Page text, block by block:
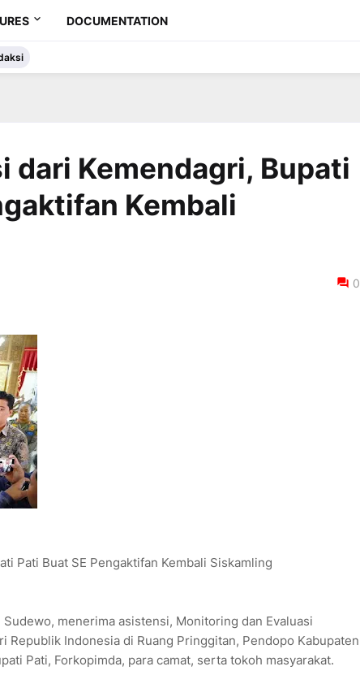
DOCUMENTATION
dari Kemendagri, Bupati
Kembali
0
Pati Buat SE Pengaktifan Kembali Siskamling
menerima asistensi, Monitoring dan Evaluasi
Republik Indonesia di Ruang Pringgitan, Pendopo Kabupaten
Pati, Forkopimda, para camat, serta tokoh masyarakat.